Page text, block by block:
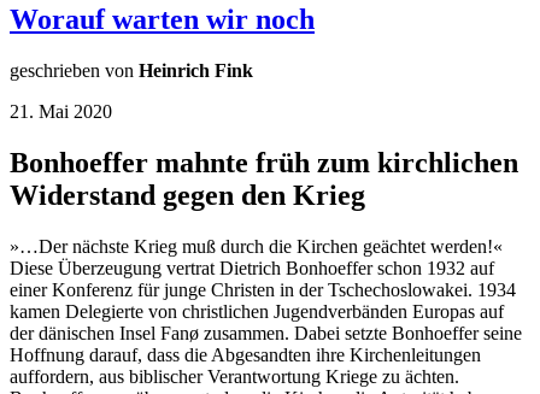
Worauf warten wir noch
geschrieben von Heinrich Fink
21. Mai 2020
Bonhoeffer mahnte früh zum kirchlichen
Widerstand gegen den Krieg
»…Der nächste Krieg muß durch die Kirchen geächtet werden!«
Diese Überzeugung vertrat Dietrich Bonhoeffer schon 1932 auf
einer Konferenz für junge Christen in der Tschechoslowakei. 1934
kamen Delegierte von christlichen Jugendverbänden Europas auf
der dänischen Insel Fanø zusammen. Dabei setzte Bonhoeffer seine
Hoffnung darauf, dass die Abgesandten ihre Kirchenleitungen
auffordern, aus biblischer Verantwortung Kriege zu ächten.